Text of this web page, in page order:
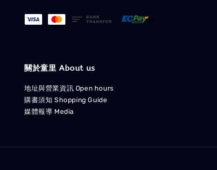
關於童里 About us
地址與營業資訊 Open hours
購書須知 Shopping Guide
媒體報導 Media